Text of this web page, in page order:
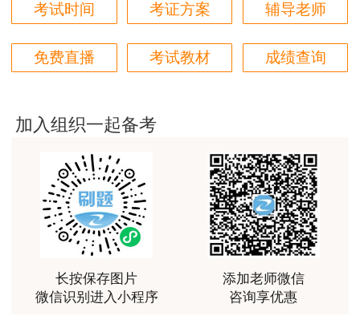
太喜欢王英老师了
平台历史购买的课程，老师讲的多非常好
老师讲的很细致很认真，课件准备充分也非常有耐
用户m0****88
最棒的预习课
用户m2****66
越听越觉得好
用户m2****66
考试时间 考证方案 辅导老师
免费直播 考试教材 成绩查询
加入组织一起备考
长按保存图片
微信识别进入小程序
添加老师微信
咨询享优惠